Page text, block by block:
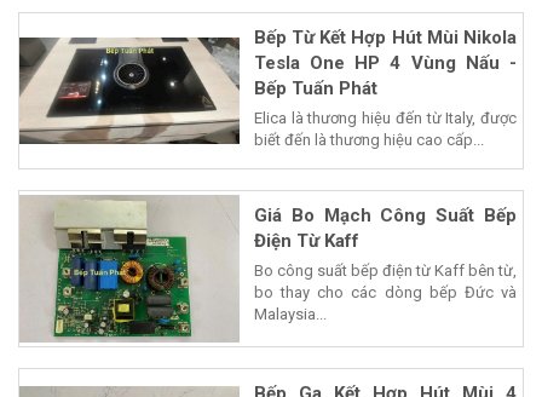
Bếp Từ Kết Hợp Hút Mùi Nikola
Tesla One HP 4 Vùng Nấu -
Bếp Tuấn Phát
Elica là thương hiệu đến từ Italy, được
biết đến là thương hiệu cao cấp...
Giá Bo Mạch Công Suất Bếp
Điện Từ Kaff
Bo công suất bếp điện từ Kaff bên từ,
bo thay cho các dòng bếp Đức và
Malaysia...